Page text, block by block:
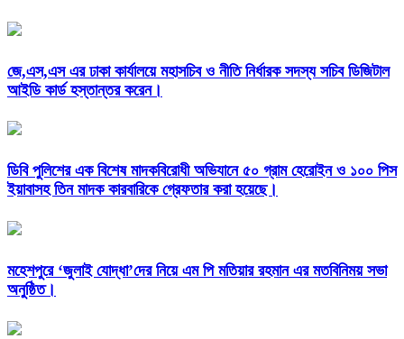
জে,এস,এস এর ঢাকা কার্যালয়ে মহাসচিব ও নীতি নির্ধারক সদস্য সচিব ডিজিটাল
আইডি কার্ড হস্তান্তর করেন।
ডিবি পুলিশের এক বিশেষ মাদকবিরোধী অভিযানে ৫০ গ্রাম হেরোইন ও ১০০ পিস
ইয়াবাসহ তিন মাদক কারবারিকে গ্রেফতার করা হয়েছে।
মহেশপুরে ‘জুলাই যোদ্ধা’দের নিয়ে এম পি মতিয়ার রহমান এর মতবিনিময় সভা
অনুষ্ঠিত।